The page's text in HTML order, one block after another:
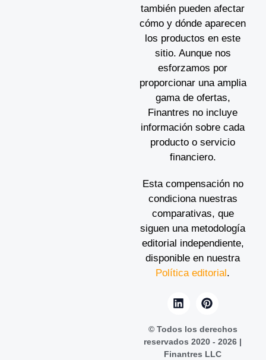
también pueden afectar
cómo y dónde aparecen
los productos en este
sitio. Aunque nos
esforzamos por
proporcionar una amplia
gama de ofertas,
Finantres no incluye
información sobre cada
producto o servicio
financiero.
Esta compensación no
condiciona nuestras
comparativas, que
siguen una metodología
editorial independiente,
disponible en nuestra
Política editorial.
© Todos los derechos
reservados 2020 - 2026 |
Finantres LLC